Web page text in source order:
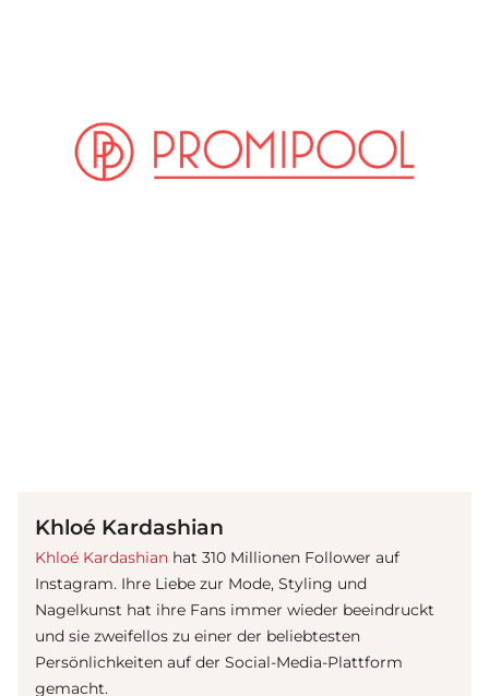
Khloé Kardashian
Khloé Kardashian hat 310 Millionen Follower auf
Instagram. Ihre Liebe zur Mode, Styling und
Nagelkunst hat ihre Fans immer wieder beeindruckt
und sie zweifellos zu einer der beliebtesten
Persönlichkeiten auf der Social-Media-Plattform
gemacht.